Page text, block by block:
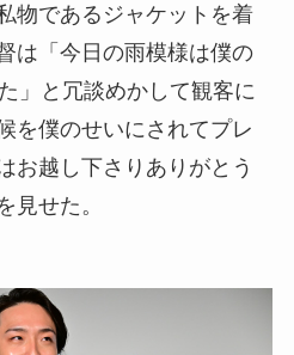
物であるジャケットを着
は「今日の雨模様は僕の
」と冗談めかして観客に
を僕のせいにされてプレ
お越し下さりありがとう
見せた。